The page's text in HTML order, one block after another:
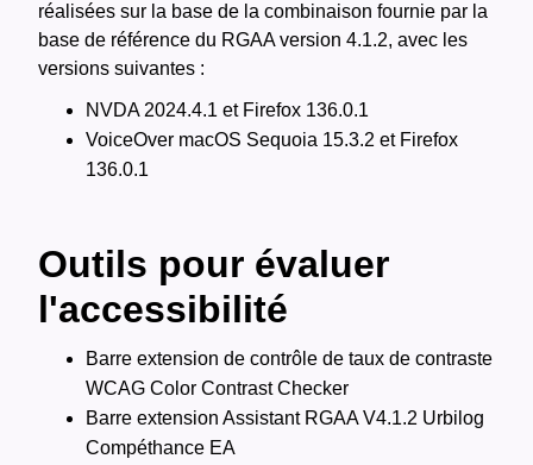
réalisées sur la base de la combinaison fournie par la
base de référence du RGAA version 4.1.2, avec les
versions suivantes :
NVDA 2024.4.1 et Firefox 136.0.1
VoiceOver macOS Sequoia 15.3.2 et Firefox
136.0.1
Outils pour évaluer
l'accessibilité
Barre extension de contrôle de taux de contraste
WCAG Color Contrast Checker
Barre extension Assistant RGAA V4.1.2 Urbilog
Compéthance EA